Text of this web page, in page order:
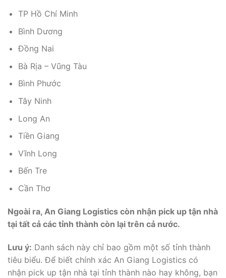
TP Hồ Chí Minh
Bình Dương
Đồng Nai
Bà Rịa – Vũng Tàu
Bình Phước
Tây Ninh
Long An
Tiền Giang
Vĩnh Long
Bến Tre
Cần Thơ
Ngoài ra, An Giang Logistics còn nhận pick up tận nhà
tại tất cả các tỉnh thành còn lại trên cả nước.
Lưu ý: Danh sách này chỉ bao gồm một số tỉnh thành
tiêu biểu. Để biết chính xác An Giang Logistics có
nhận pick up tận nhà tại tỉnh thành nào hay không, bạn